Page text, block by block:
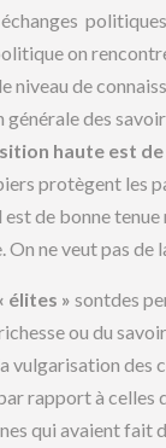
on
niveau de
générale des
haute est
protègent les
est de bonne
On ne veut pas
élites » sontdes
ou du
vulgarisation
rapport à celles
qui avaient fait